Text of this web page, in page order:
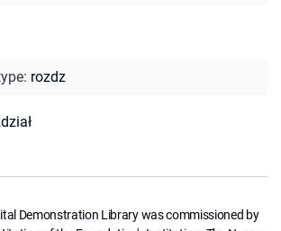
: rozdz
Demonstration Library was commissioned by